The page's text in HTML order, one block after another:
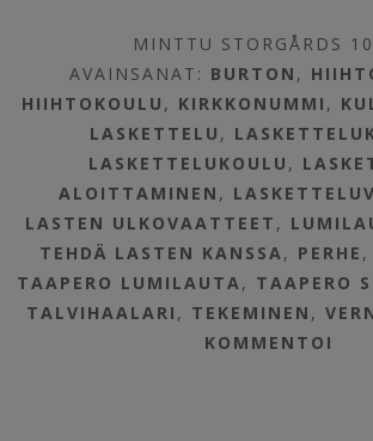
MINTTU STORGÅRDS
AVAINSANAT: BURTON ,
HIIHTOKOULU , KIRKKONUMMI ,
LASKETTELU ,
LASKETTELUKOULU ,
ALOITTAMINEN ,
LASTEN ULKOVAATTEET ,
TEHDÄ LASTEN KANSSA , PERHE ,
TAAPERO LUMILAUTA , TAAPERO
TALVIHAALARI , TEKEMINEN ,
KOMMENTOI